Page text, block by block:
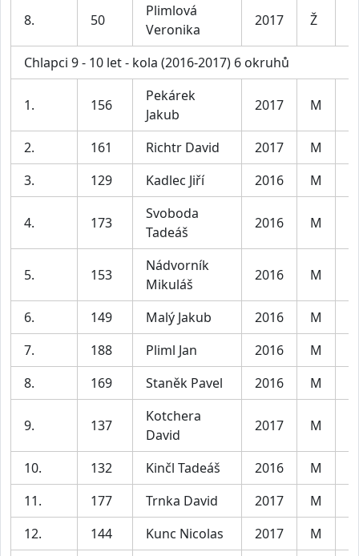
8. 50
Plimlová
Veronika
2017 Ž
Chlapci 9 - 10 let - kola (2016-2017) 6 okruhů
1. 156
Pekárek
Jakub
2017 M
2. 161 Richtr David 2017 M
3.
129 Kadlec Jiří 2016 M
4. 173
Svoboda
Tadeáš
2016 M
5. 153
Nádvorník
Mikuláš
2016 M
6. 149 Malý Jakub 2016 M
7.
188 Pliml Jan 2016 M
8.
169 Staněk Pavel 2016 M
9. 137
Kotchera
David
2017 M
10. 132 Kinčl Tadeáš 2016 M
11.
177 Trnka David 2017 M
12.
144 Kunc Nicolas 2017 M